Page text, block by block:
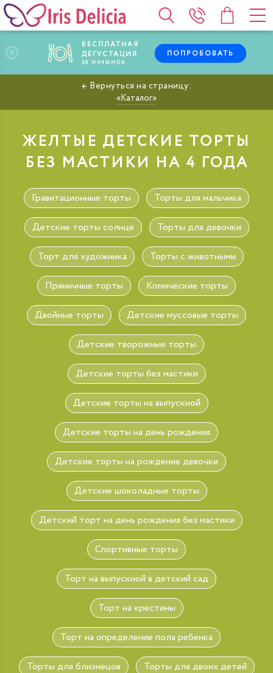
БЕСПЛАТНАЯ
ДЕГУСТАЦИЯ
30 НАЧИНОК
ПОПРОБОВАТЬ
Каталог
ЖЕЛТЫЕ ДЕТСКИЕ ТОРТЫ
БЕЗ МАСТИКИ НА 4 ГОДА
Гравитационные торты Торты для мальчика
Детские торты солнце Торты для девочки
Торт для художника Торты с животными
Пряничные торты Комические торты
Двойные торты Детские муссовые торты
Детские творожные торты
Детские торты без мастики
Детские торты на выпускной
Детские торты на день рождения
Детские торты на рождение девочки
Детские шоколадные торты
Детский торт на день рождения без мастики
Спортивные торты
Торт на выпускной в детский сад
Торт на крестины
Торт на определение пола ребенка
Торты для близнецов Торты для двоих детей